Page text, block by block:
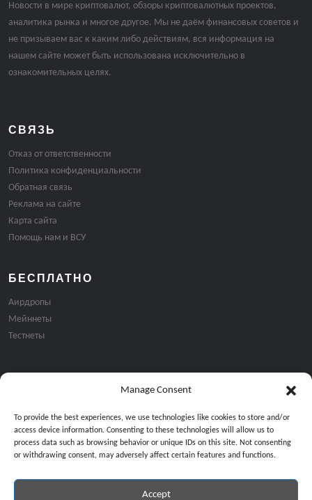
Manage Consent
To provide the best experiences, we use technologies like cookies to store and/or
access device information. Consenting to these technologies will allow us to
process data such as browsing behavior or unique IDs on this site. Not consenting
or withdrawing consent, may adversely affect certain features and functions.
Accept
Новости в мире криптовалют, обзоры криптовалютных проектов,
аналитика рынка и многое другое. Мы не даём финансовых советов и
не призываем вас к каким либо действиям, вся информация на
нашем сайте может быть использована исключительно в
ознакомительных целях.
СВЯЗЬ
Отказ от ответственности
Политика конфиденциальности
Обратная связь
Реклама на сайте
Карта сайта
Помощь нам и ВСУ
БЕСПЛАТНО
Аирдропы
Мейннеты
Тестнеты
Подписка на email рассылку: